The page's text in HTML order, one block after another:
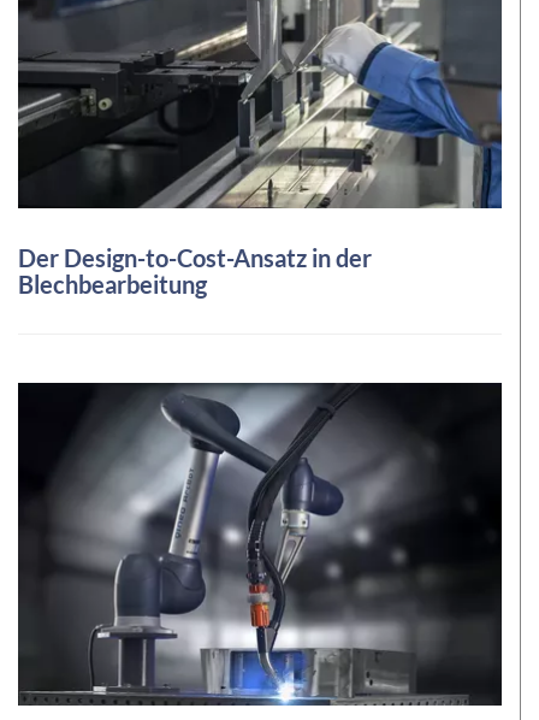
Der Design-to-Cost-Ansatz in der
Blechbearbeitung